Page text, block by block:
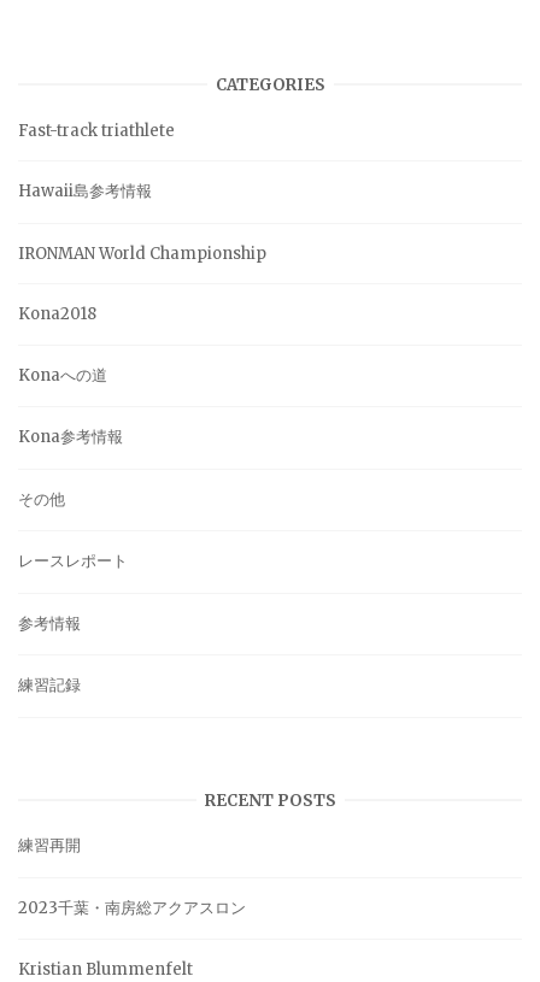
CATEGORIES
Fast-track triathlete
Hawaii島参考情報
IRONMAN World Championship
Kona2018
Konaへの道
Kona参考情報
その他
レースレポート
参考情報
練習記録
RECENT POSTS
練習再開
2023千葉・南房総アクアスロン
Kristian Blummenfelt